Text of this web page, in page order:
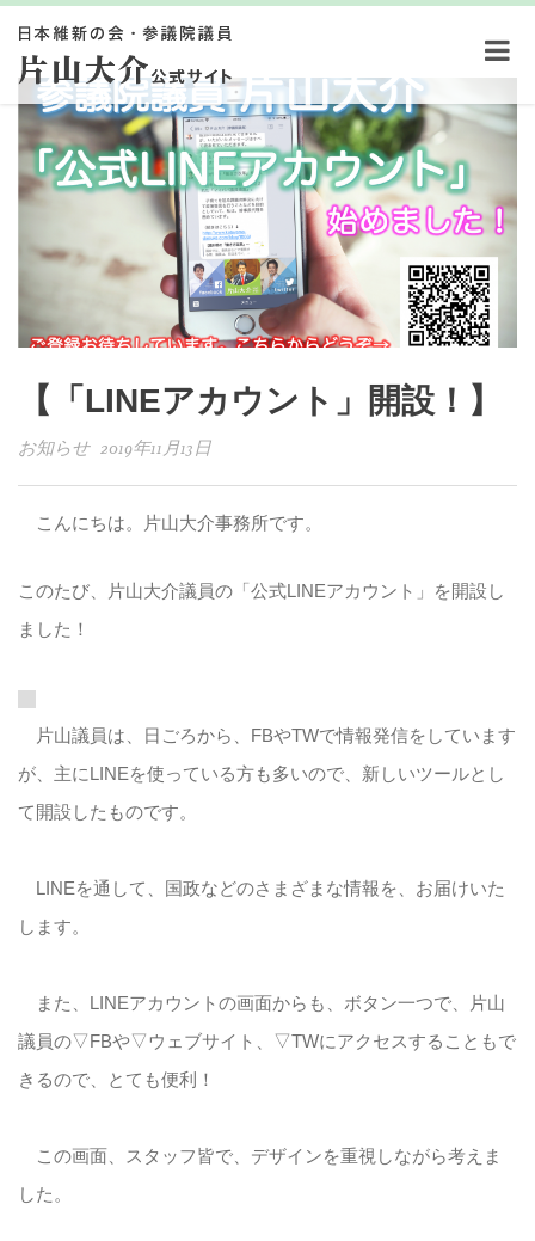
【「LINEアカウント」開設！】
お知らせ 2019年11月13日
こんにちは。片山大介事務所です。
このたび、片山大介議員の「公式LINEアカウント」を開設し
ました！
片山議員は、日ごろから、FBやTWで情報発信をしています
が、主にLINEを使っている方も多いので、新しいツールとし
て開設したものです。
LINEを通して、国政などのさまざまな情報を、お届けいた
します。
また、LINEアカウントの画面からも、ボタン一つで、片山
議員の▽FBや▽ウェブサイト、▽TWにアクセスすることもで
きるので、とても便利！
この画面、スタッフ皆で、デザインを重視しながら考えま
した。